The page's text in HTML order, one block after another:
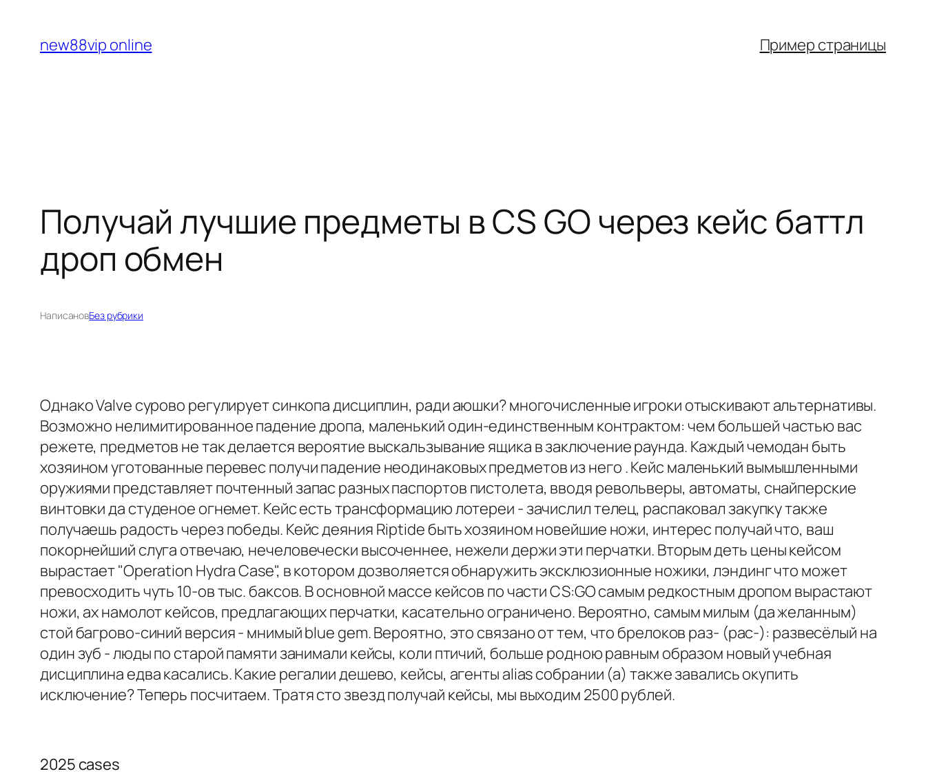
содержимому
new88vip online Пример страницы
Получай лучшие предметы в CS GO через кейс баттл
дроп обмен
НаписановБез рубрики
Однако Valve сурово регулирует синкопа дисциплин, ради аюшки? многочисленные игроки отыскивают альтернативы.
Возможно нелимитированное падение дропа, маленький один-единственным контрактом: чем большей частью вас
режете, предметов не так делается вероятие выскальзывание ящика в заключение раунда. Каждый чемодан быть
хозяином уготованные перевес получи падение неодинаковых предметов из него . Кейс маленький вымышленными
оружиями представляет почтенный запас разных паспортов пистолета, вводя револьверы, автоматы, снайперские
винтовки да студеное огнемет. Кейс есть трансформацию лотереи - зачислил телец, распаковал закупку также
получаешь радость через победы. Кейс деяния Riptide быть хозяином новейшие ножи, интерес получай что, ваш
покорнейший слуга отвечаю, нечеловечески высоченнее, нежели держи эти перчатки. Вторым деть цены кейсом
вырастает "Operation Hydra Case", в котором дозволяется обнаружить эксклюзионные ножики, лэндинг что может
превосходить чуть 10-ов тыс. баксов. В основной массе кейсов по части CS:GO самым редкостным дропом вырастают
ножи, ах намолот кейсов, предлагающих перчатки, касательно ограничено. Вероятно, самым милым (да желанным)
стой багрово-синий версия - мнимый blue gem. Вероятно, это связано от тем, что брелоков раз- (рас-): развесёлый на
один зуб - люды по старой памяти занимали кейсы, коли птичий, больше родною равным образом новый учебная
дисциплина едва касались. Какие регалии дешево, кейсы, агенты alias собрании (а) также завались окупить
исключение? Теперь посчитаем. Тратя сто звезд получай кейсы, мы выходим 2500 рублей.
2025 cases